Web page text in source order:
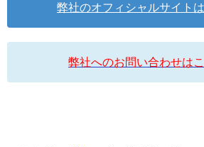
弊社のオフィシャルサイト
弊社へのお問い合わせは